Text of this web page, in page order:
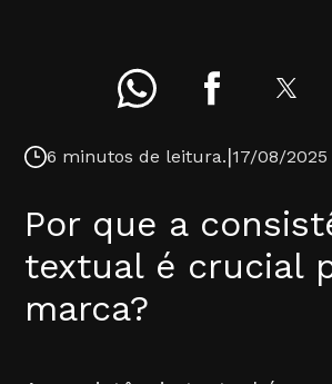
6 minutos de leitura.|17/08/2025
Por que a
textual é crucial
marca?